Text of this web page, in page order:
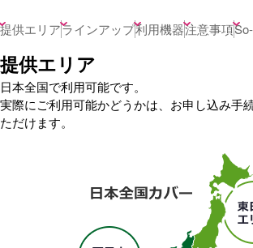
提供エリアラインアップ利用機器注意事項
提供エリア
日本全国で利用可能です。
実際にご利用可能かどうかは、お申し込み手
ただけます。